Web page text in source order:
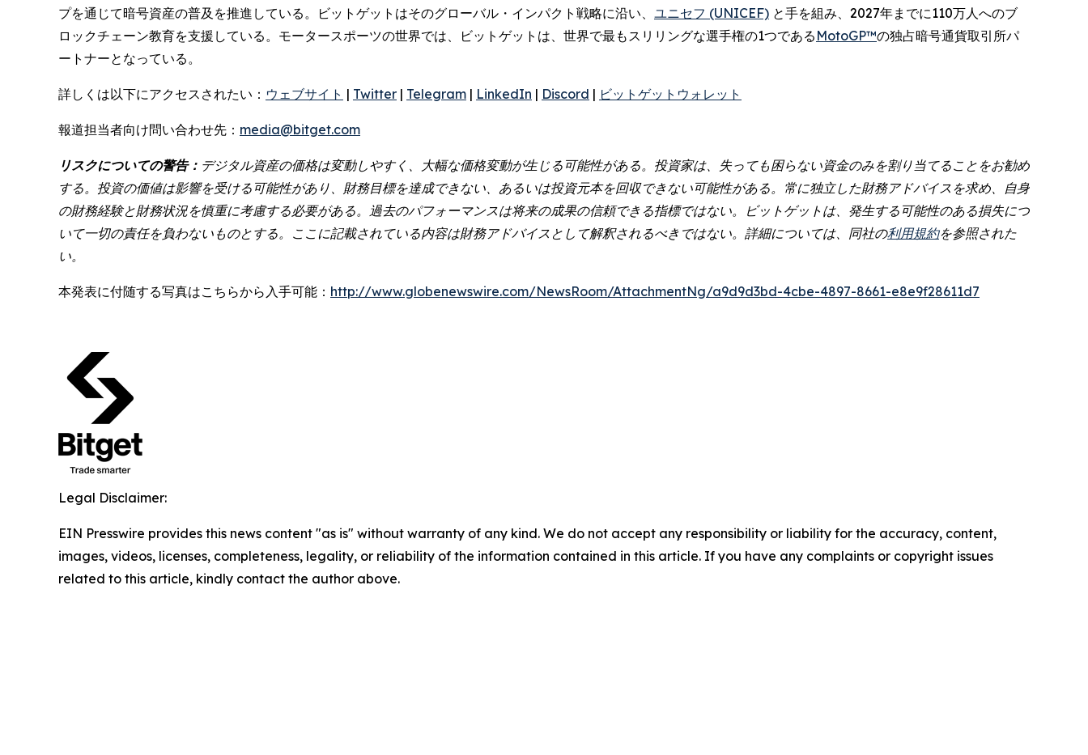
プを通じて暗号資産の普及を推進している。ビットゲットはそのグローバル・インパクト戦略に沿い、 ユニセフ (UNICEF) と手を組み、2027年までに110万人へのブ
ロックチェーン教育を支援している。モータースポーツの世界では、ビットゲットは、世界で最もスリリングな選手権の1つである MotoGP™の独占暗号通貨取引所パ
ートナーとなっている。
詳しくは以下にアクセスされたい： ウェブサイト | Twitter | Telegram | LinkedIn | Discord | ビットゲットウォレット
報道担当者向け問い合わせ先： media@bitget.com
リスクについての警告： デジタル資産の価格は変動しやすく、大幅な価格変動が生じる可能性がある。投資家は、失っても困らない資金のみを割り当てることをお勧め
する。投資の価値は影響を受ける可能性があり、財務目標を達成できない、あるいは投資元本を回収できない可能性がある。常に独立した財務アドバイスを求め、自身
の財務経験と財務状況を慎重に考慮する必要がある。過去のパフォーマンスは将来の成果の信頼できる指標ではない。ビットゲットは、発生する可能性のある損失につ
いて一切の責任を負わないものとする。ここに記載されている内容は財務アドバイスとして解釈されるべきではない。詳細については、同社の利用規約を参照された
い。
本発表に付随する写真はこちらから入手可能： http://www.globenewswire.com/NewsRoom/AttachmentNg/a9d9d3bd-4cbe-4897-8661-e8e9f28611d7
Legal Disclaimer:
EIN Presswire provides this news content "as is" without warranty of any kind. We do not accept any responsibility or liability for the accuracy, content,
images, videos, licenses, completeness, legality, or reliability of the information contained in this article. If you have any complaints or copyright issues
related to this article, kindly contact the author above.